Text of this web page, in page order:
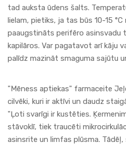
tad auksta ūdens šalts.
lielam, pietiks, ja tas būs 10-15
paaugstināts perifēro asinsvadu
kapilāros. Var pagatavot arī kāju
palīdz mazināt smaguma sajūtu
"Mēness aptiekas" farmaceite
cilvēki, kuri ir aktīvi un daudz
"Ļoti svarīgi ir kustēties.
stāvoklī, tiek traucēti
asinsrite un limfas plūsma.